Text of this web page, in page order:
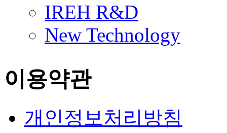
IREH R&D
New Technology
이용약관
개인정보처리방침